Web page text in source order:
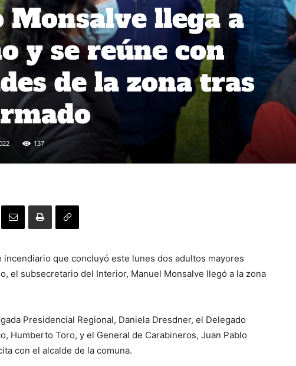
llega a
y se reúne con
de la zona tras
137
incendiario que concluyó este lunes dos adultos mayores
el subsecretario del Interior, Manuel Monsalve llegó a la zona
Presidencial Regional, Daniela Dresdner, el Delegado
Humberto Toro, y el General de Carabineros, Juan Pablo
con el alcalde de la comuna.